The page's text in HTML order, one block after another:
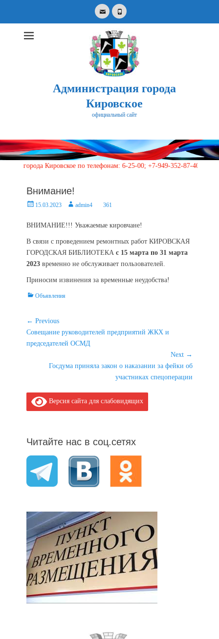
EmailPhone
Администрация города
Кировское
официальный сайт
for:
Кировское по телефонам: 6-25-00; +7-949-352-87-40, 113
Внимание!
Posted15.03.2023 Authoradmin4 361
ВНИМАНИЕ!!! Уважаемые кировчане!
В связи с проведением ремонтных работ КИРОВСКАЯ
ГОРОДСКАЯ БИБЛИОТЕКА с 15 марта по 31 марта
2023 временно не обслуживает пользователей.
Приносим извинения за временные неудобства!
Categories
Объявления
Навигация
по
записям
← Previous
Previous
post:
Совещание руководителей предприятий ЖКХ и
председателей ОСМД
Next →
Госдума приняла закон о наказании за фейки об
участниках спецоперации
Версия сайта для слабовидящих
Читайте нас в соц.сетях